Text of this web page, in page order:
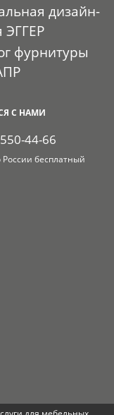
дизайн-
ЭГГЕР
фурнитуры
С НАМИ
44-66
России бесплатный